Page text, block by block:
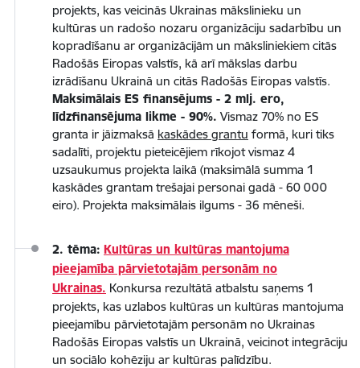
projekts, kas veicinās Ukrainas mākslinieku un
kultūras un radošo nozaru organizāciju sadarbību un
kopradīšanu ar organizācijām un māksliniekiem citās
Radošās Eiropas valstīs, kā arī mākslas darbu
izrādīšanu Ukrainā un citās Radošās Eiropas valstīs.
Maksimālais ES finansējums - 2 mlj. ero,
līdzfinansējuma likme - 90%. Vismaz 70% no ES
granta ir jāizmaksā kaskādes grantu formā, kuri tiks
sadalīti, projektu pieteicējiem rīkojot vismaz 4
uzsaukumus projekta laikā (maksimālā summa 1
kaskādes grantam trešajai personai gadā - 60 000
eiro). Projekta maksimālais ilgums - 36 mēneši.
2. tēma: Kultūras un kultūras mantojuma
pieejamība pārvietotajām personām no
Ukrainas. Konkursa rezultātā atbalstu saņems 1
projekts, kas uzlabos kultūras un kultūras mantojuma
pieejamību pārvietotajām personām no Ukrainas
Radošās Eiropas valstīs un Ukrainā, veicinot integrāciju
un sociālo kohēziju ar kultūras palīdzību.